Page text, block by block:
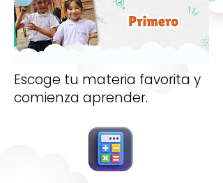
Escoge tu materia favorita y
comienza aprender.